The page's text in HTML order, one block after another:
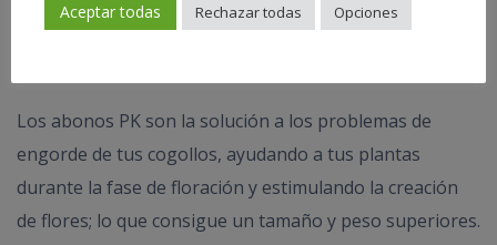
la planta.
Los abonos PK son la solución a los problemas de
engorde de tus cogollos, ayudando a tus plantas
durante la fase de floración y estimulando la creación
de flores; lo que consigue un tamaño y peso superiores.
Aceptar todas Rechazar todas Opciones